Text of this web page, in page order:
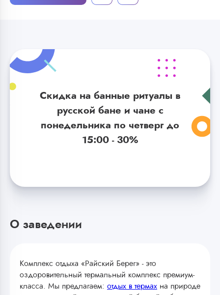
Скидка на банные ритуалы в
русской бане и чане с
понедельника по четверг до
15:00 - 30%
О заведении
Комплекс отдыха «Райский Берег» - это
оздоровительный термальный комплекс премиум-
класса. Мы предлагаем: отдых в термах на природе